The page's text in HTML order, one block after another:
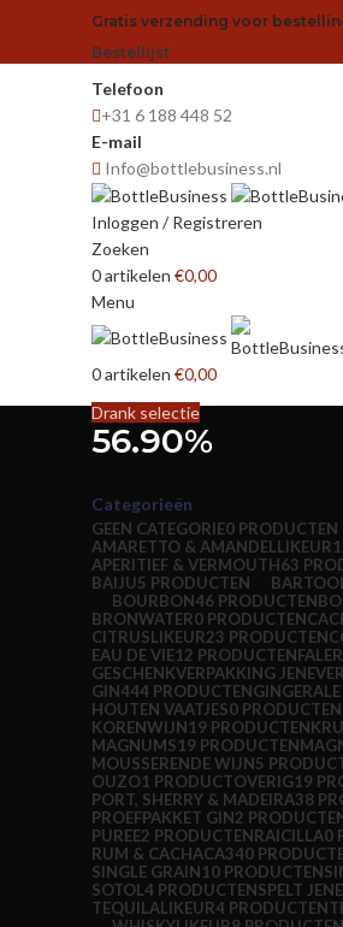
Gratis verzending voor
Bestellijst
Telefoon
+31 6 188 448 52
E-mail
Info@bottlebusiness.nl
Inloggen / Registreren
Zoeken
0artikelen €0,00
Menu
0artikelen €0,00
Drank selectie
56.90%
Categorieën
GEEN CATEGORIE0 PRODUCTEN
AMARETTO & AMANDELLIKEUR
APERITIEF & VERMOUTH63
BAIJU5 PRODUCTEN
BOURBON46 PRODUCTEN
BRONWATER0 PRODUCTEN
CITRUSLIKEUR23 PRODUCTEN
EAU DE VIE12 PRODUCTEN
GESCHENKVERPAKKING JENEVER
GIN444 PRODUCTEN
HOUTEN VAATJES0 PRODUCTEN
KORENWIJN19 PRODUCTEN
MAGNUMS19 PRODUCTEN
MOUSSERENDE WIJN5
OUZO1 PRODUCTOVERIG19
PORT, SHERRY & MADEIRA38
PROEFPAKKET GIN2
PUREE2 PRODUCTENRAICILLA0
RUM & CACHACA340
SINGLE GRAIN10 PRODUCTEN
SOTOL4 PRODUCTENSPELT
TEQUILALIKEUR4 PRODUCTEN